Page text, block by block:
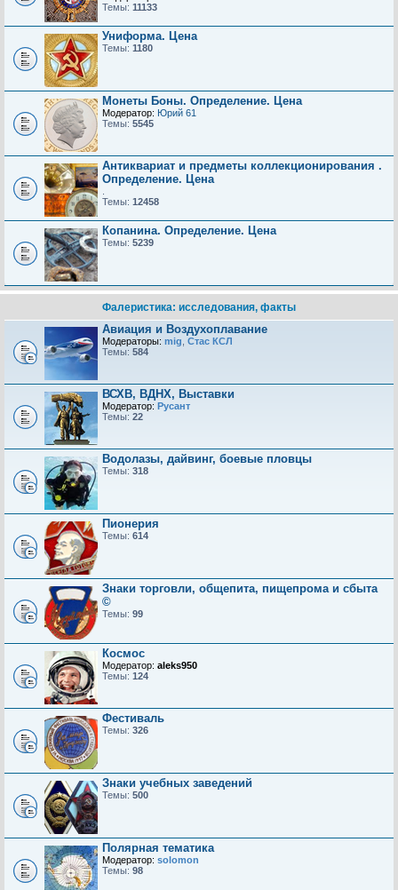
Темы: 11133
Униформа. Цена
Темы: 1180
Монеты Боны. Определение. Цена
Модератор: Юрий 61
Темы: 5545
Антиквариат и предметы коллекционирования .
Определение. Цена
Темы: 12458
Копанина. Определение. Цена
Темы: 5239
Фалеристика: исследования, факты
Авиация и Воздухоплавание
Модераторы: mig Стас КСЛ
Темы: 584
ВСХВ, ВДНХ, Выставки
Модератор: Русант
Темы: 22
Водолазы, дайвинг, боевые пловцы
Темы: 318
Пионерия
Темы: 614
Знаки торговли, общепита, пищепрома и сбыта
©
Темы: 99
Космос
Модератор: aleks950
Темы: 124
Фестиваль
Темы: 326
Знаки учебных заведений
Темы: 500
Полярная тематика
Модератор: solomon
Темы: 98